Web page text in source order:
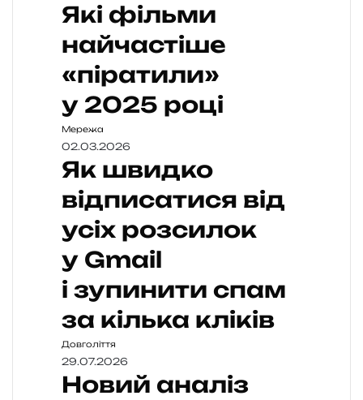
Які фільми
найчастіше
«піратили»
у 2025 році
Мережа
02.03.2026
Як швидко
відписатися від
усіх розсилок
у Gmail
і зупинити спам
за кілька кліків
Довголіття
29.07.2026
Новий аналіз